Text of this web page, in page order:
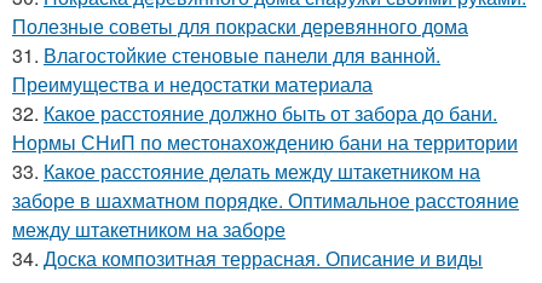
Полезные советы для покраски деревянного дома
31. Влагостойкие стеновые панели для ванной.
Преимущества и недостатки материала
32. Какое расстояние должно быть от забора до бани.
Нормы СНиП по местонахождению бани на территории
33. Какое расстояние делать между штакетником на
заборе в шахматном порядке. Оптимальное расстояние
между штакетником на заборе
34. Доска композитная террасная. Описание и виды